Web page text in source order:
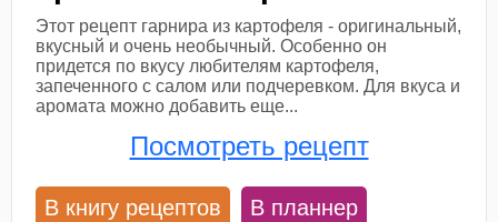
Этот рецепт гарнира из картофеля - оригинальный,
вкусный и очень необычный. Особенно он
придется по вкусу любителям картофеля,
запеченного с салом или подчеревком. Для вкуса и
аромата можно добавить еще...
Посмотреть рецепт
В книгу рецептов В планнер